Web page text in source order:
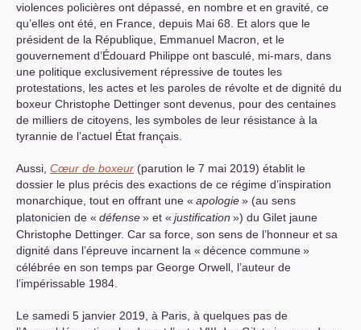
violences policières ont dépassé, en nombre et en gravité, ce
qu’elles ont été, en France, depuis Mai 68. Et alors que le
président de la République, Emmanuel Macron, et le
gouvernement d’Édouard Philippe ont basculé, mi-mars, dans
une politique exclusivement répressive de toutes les
protestations, les actes et les paroles de révolte et de dignité du
boxeur Christophe Dettinger sont devenus, pour des centaines
de milliers de citoyens, les symboles de leur résistance à la
tyrannie de l’actuel État français.
Aussi, Cœur de boxeur (parution le 7 mai 2019) établit le
dossier le plus précis des exactions de ce régime d’inspiration
monarchique, tout en offrant une « apologie» (au sens
platonicien de « défense» et « justification ») du Gilet jaune
Christophe Dettinger. Car sa force, son sens de l’honneur et sa
dignité dans l’épreuve incarnent la « décence commune»
célébrée en son temps par George Orwell, l’auteur de
l’impérissable 1984.
Le samedi 5 janvier 2019, à Paris, à quelques pas de